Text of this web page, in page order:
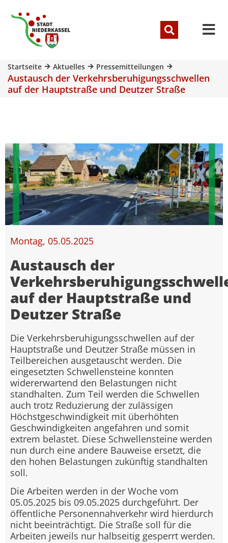
Startseite Aktuelles Pressemitteilungen
Austausch der Verkehrsberuhigungsschwellen
auf der Hauptstraße und Deutzer Straße
Montag, 05.05.2025
Austausch der
auf der Hauptstraße und
Deutzer Straße
Die Verkehrsberuhigungsschwellen auf der
Hauptstraße und Deutzer Straße müssen in
Teilbereichen ausgetauscht werden. Die
eingesetzten Schwellensteine konnten
widererwartend den Belastungen nicht
standhalten. Zum Teil werden die Schwellen
auch trotz Reduzierung der zulässigen
Höchstgeschwindigkeit mit überhöhten
Geschwindigkeiten angefahren und somit
extrem belastet. Diese Schwellensteine werden
nun durch eine andere Bauweise ersetzt, die
den hohen Belastungen zukünftig standhalten
soll.
Die Arbeiten werden in der Woche vom
05.05.2025 bis 09.05.2025 durchgeführt. Der
öffentliche Personennahverkehr wird hierdurch
nicht beeinträchtigt. Die Straße soll für die
Arbeiten jeweils nur halbseitig gesperrt werden.